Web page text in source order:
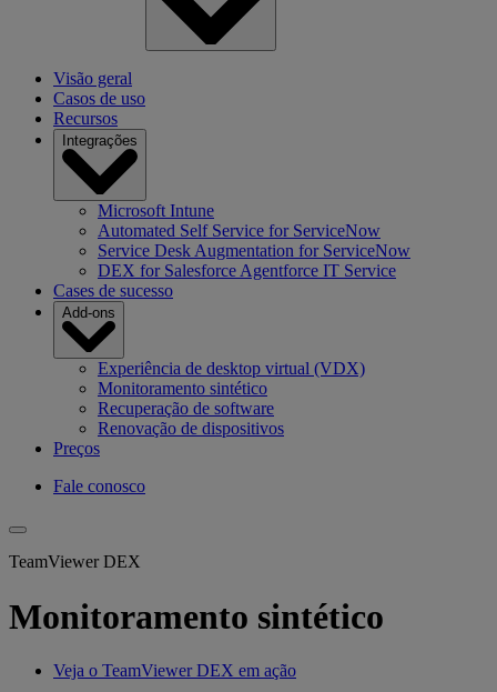
Visão geral
Casos de uso
Recursos
Integrações
Microsoft Intune
Automated Self Service for ServiceNow
Service Desk Augmentation for ServiceNow
DEX for Salesforce Agentforce IT Service
Cases de sucesso
Add-ons
Experiência de desktop virtual (VDX)
Monitoramento sintético
Recuperação de software
Renovação de dispositivos
Preços
Fale conosco
TeamViewer DEX
Monitoramento sintético
Veja o TeamViewer DEX em ação